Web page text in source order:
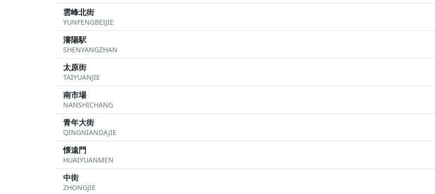
雲峰北街
YUNFENGBEIJIE
瀋陽駅
SHENYANGZHAN
太原街
TAIYUANJIE
南市場
NANSHICHANG
青年大街
QINGNIANDAJIE
懐遠門
HUAIYUANMEN
中街
ZHONGJIE